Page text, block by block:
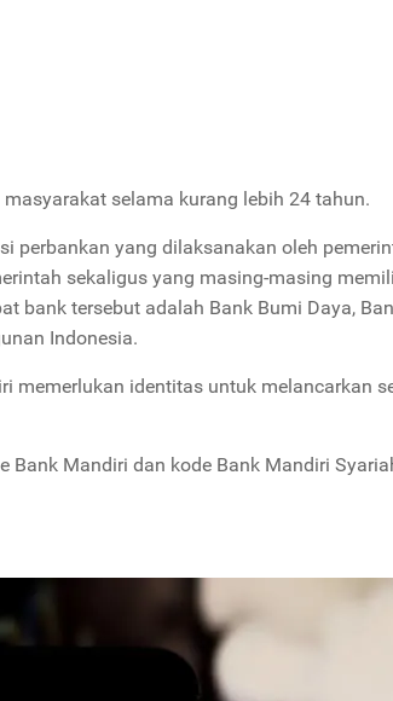
selama kurang lebih 24 tahun.
perbankan yang dilaksanakan oleh
sekaligus yang masing-masing
bank tersebut adalah Bank Bumi Daya,
Indonesia.
memerlukan identitas untuk melancarkan
Bank Mandiri dan kode Bank Mandiri